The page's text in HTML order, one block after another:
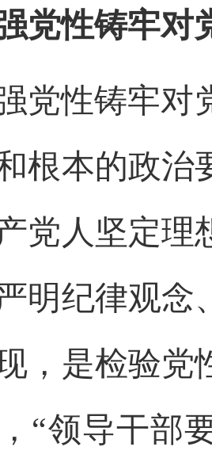
党性铸牢对
党性铸牢对
根本的政治
党人坚定理
明纪律观念
，是检验党
“领导干部